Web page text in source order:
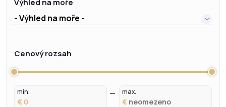
Výhled na moře
- Výhled na moře -
Cenový rozsah
min.
€
max.
€